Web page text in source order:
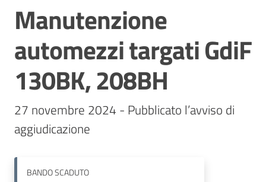
Stazioni
appaltanti
Contatti
Salta al contenuto
Manutenzione
automezzi targati GdiF
130BK, 208BH
27 novembre 2024 - Pubblicato l’avviso di
aggiudicazione
BANDOSCADUTO